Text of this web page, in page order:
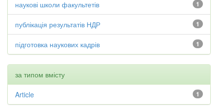
1
наукові школи факультетів
1
публікація результатів НДР
1
підготовка наукових кадрів
за типом вмісту
1
Article